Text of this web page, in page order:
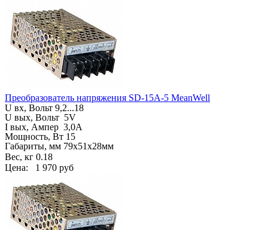
Преобразователь напряжения SD-15A-5 MeanWell
U вх, Вольт 9,2...18
U вых, Вольт 5V
I вых, Ампер 3,0A
Мощность, Вт 15
Габариты, мм 79х51х28мм
Вес, кг 0.18
Цена: 1 970 руб